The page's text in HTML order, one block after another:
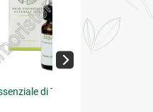
di Tea Tree